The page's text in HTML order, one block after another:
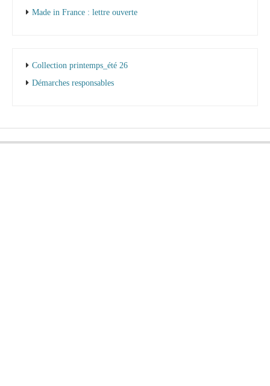
Made in France : lettre ouverte
Collection printemps_été 26
Démarches responsables